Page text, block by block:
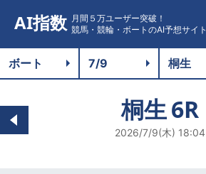
AI指数 月間５万ユーザー突破！
競馬・競輪・ボートのAI予想サイト
桐生6R
2026/7/9(木) 18:04